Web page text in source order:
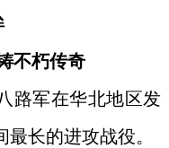
不朽传奇
路军在华北地区发
长的进攻战役。